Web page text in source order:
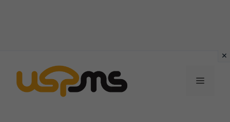
contenuto
MENU